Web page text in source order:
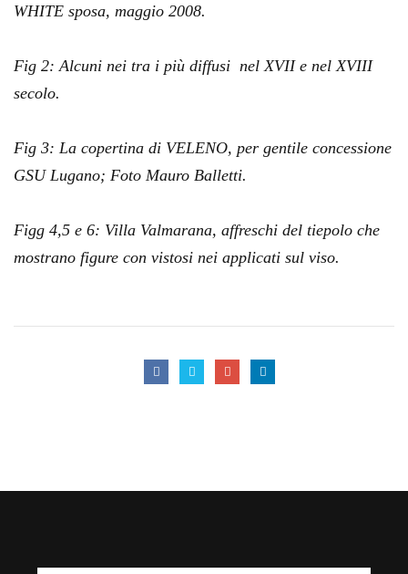
WHITE sposa, maggio 2008.
Fig 2: Alcuni nei tra i più diffusi nel XVII e nel XVIII
secolo.
Fig 3: La copertina di VELENO, per gentile concessione
GSU Lugano; Foto Mauro Balletti.
Figg 4,5 e 6: Villa Valmarana, affreschi del tiepolo che
mostrano figure con vistosi nei applicati sul viso.